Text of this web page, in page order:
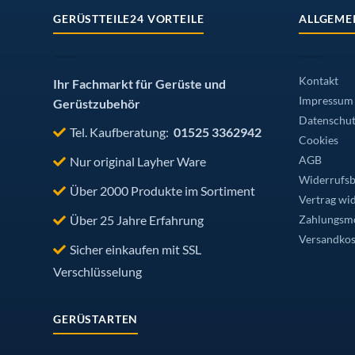
GERÜSTTEILE24 VORTEILE
Ihr Fachmarkt für Gerüste und
Gerüstzubehör
Tel. Kaufberatung: 01525 3362942
Nur original Layher Ware
Über 2000 Produkte im Sortiment
Über 25 Jahre Erfahrung
Sicher einkaufen mit SSL
Verschlüsselung
Kontakt
Impressum
Cookies
AGB
Vertrag
GERÜSTARTEN